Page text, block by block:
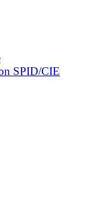
SPID/CIE